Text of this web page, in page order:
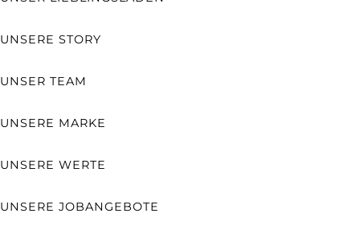
UNSERE STORY
UNSER TEAM
UNSERE MARKE
UNSERE WERTE
UNSERE JOBANGEBOTE